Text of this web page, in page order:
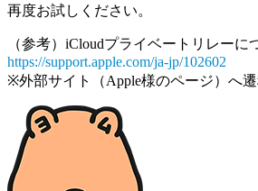
再度お試しください。
（参考）iCloudプライベートリレーに
https://support.apple.com/ja-jp/102602
※外部サイト（Apple様のページ）へ